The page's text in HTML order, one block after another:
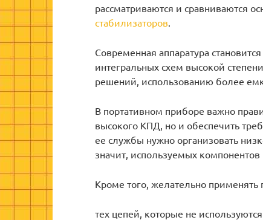
рассматриваются и сравниваются
стабилизаторов
Современная аппаратура
интегральных схем высокой
решений, использованию более
В портативном приборе важно
высокого КПД, но и обеспечить
ее службы нужно организовать
значит, используемых компонентов
Кроме того, желательно
тех цепей, которые не